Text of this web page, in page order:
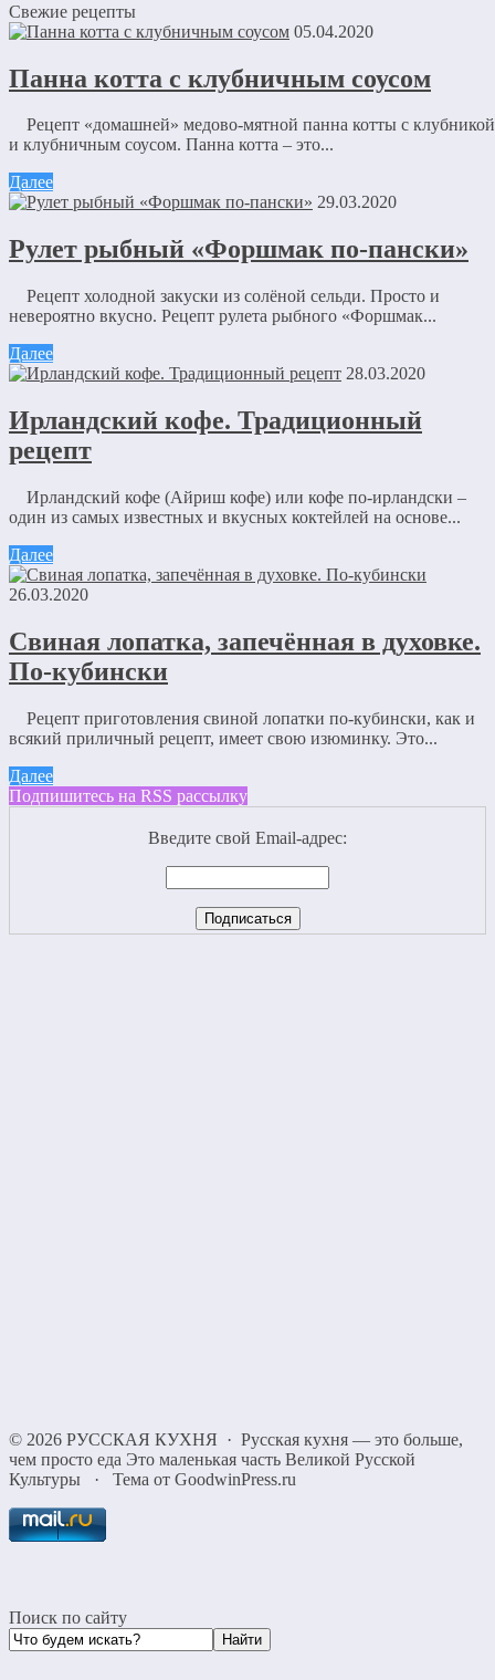
Свежие рецепты
05.04.2020
Панна котта с клубничным соусом
Рецепт «домашней» медово-мятной панна котты с клубникой
и клубничным соусом. Панна котта – это...
Далее
29.03.2020
Рулет рыбный «Форшмак по-пански»
Рецепт холодной закуски из солёной сельди. Просто и
невероятно вкусно. Рецепт рулета рыбного «Форшмак...
Далее
28.03.2020
Ирландский кофе. Традиционный
рецепт
Ирландский кофе (Айриш кофе) или кофе по-ирландски –
один из самых известных и вкусных коктейлей на основе...
Далее
26.03.2020
Свиная лопатка, запечённая в духовке.
По-кубински
Рецепт приготовления свиной лопатки по-кубински, как и
всякий приличный рецепт, имеет свою изюминку. Это...
Далее
Подпишитесь на RSS рассылку
Введите свой Email-адрес:
© 2026 РУССКАЯ КУХНЯ · Русская кухня — это больше,
чем просто еда Это маленькая часть Великой Русской
Культуры
· Тема от GoodwinPress.ru
Поиск по сайту